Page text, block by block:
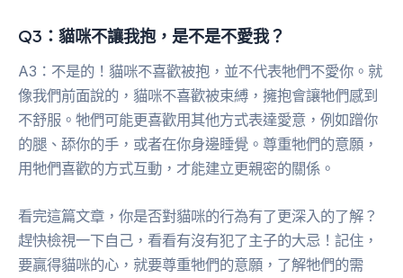
Q3：貓咪不讓我抱，是不是不愛我？
A3：不是的！貓咪不喜歡被抱，並不代表牠們不愛你。就
像我們前面說的，貓咪不喜歡被束縛，擁抱會讓牠們感到
不舒服。牠們可能更喜歡用其他方式表達愛意，例如蹭你
的腿、舔你的手，或者在你身邊睡覺。尊重牠們的意願，
用牠們喜歡的方式互動，才能建立更親密的關係。
看完這篇文章，你是否對貓咪的行為有了更深入的了解？
趕快檢視一下自己，看看有沒有犯了主子的大忌！記住，
要贏得貓咪的心，就要尊重牠們的意願，了解牠們的需